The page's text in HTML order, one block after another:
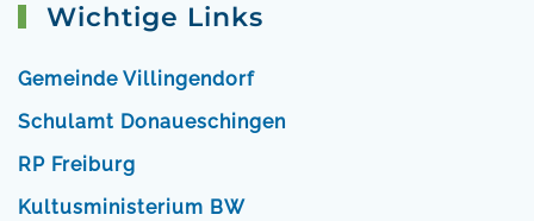
Wichtige Links
Gemeinde Villingendorf
Schulamt Donaueschingen
RP Freiburg
Kultusministerium BW